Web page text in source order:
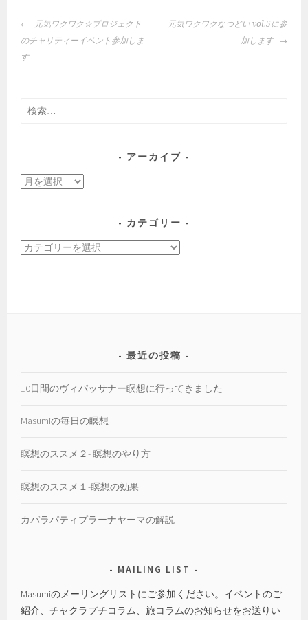
投
稿
ナ
ー
シ
元気ワクワク☆プロジェクト
のチャリティーイベント参加しま
す
元気ワクワクなつどい vol.5に参
加します
検
アーカイブ
ア
ブ
カテゴリー
カ
最近の投稿
10日間のヴィパッサナー瞑想に行ってきました
Masumiの毎日の瞑想
瞑想のススメ２- 瞑想のやり方
瞑想のススメ１-瞑想の効果
カパラパティプラーナヤーマの解説
MAILING LIST
Masumiのメーリングリストにご参加ください。イベントのご
紹介、チャクラプチコラム、旅コラムのお知らせをお送りい